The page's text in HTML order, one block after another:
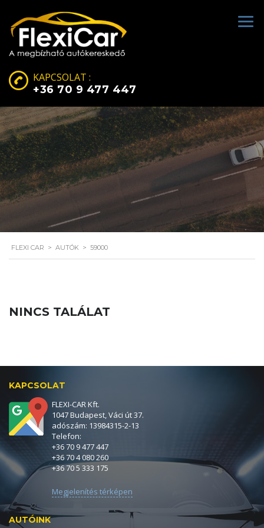
KAPCSOLAT :
+36 70 9 477 447
FLEXI CAR > AUTÓK > 59000
NINCS TALÁLAT
KAPCSOLAT
FLEXI-CAR Kft.
1047 Budapest, Váci út 37.
adószám: 13984315-2-13
Telefon:
+36 70 9 477 447
+36 70 4 080 260
+36 70 5 333 175
Megjelenítés térképen
AUTÓINK